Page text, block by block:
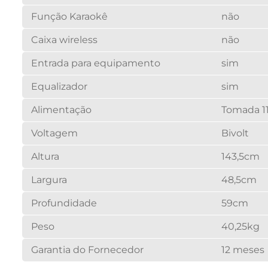
Função Karaokê não
Caixa wireless não
Entrada para equipamento sim
Equalizador sim
Alimentação Tomada
Voltagem Bivolt
Altura 143,5cm
Largura 48,5cm
Profundidade 59cm
Peso 40,25kg
Garantia do Fornecedor 12 meses